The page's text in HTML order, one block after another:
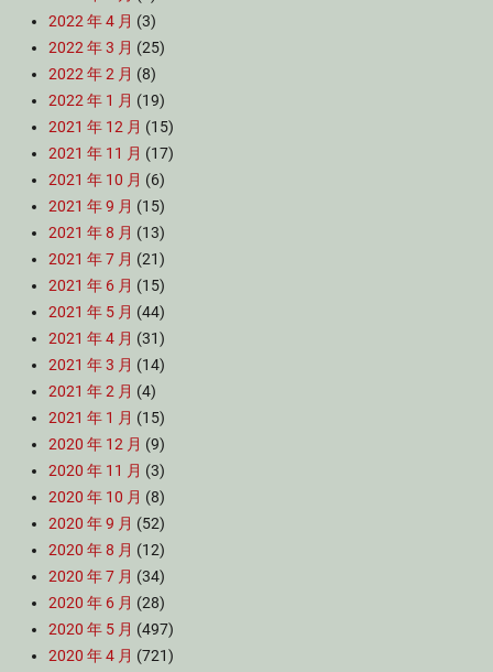
2022 年 4 月 (3)
2022 年 3 月 (25)
2022 年 2 月 (8)
2022 年 1 月 (19)
2021 年 12 月 (15)
2021 年 11 月 (17)
2021 年 10 月 (6)
2021 年 9 月 (15)
2021 年 8 月 (13)
2021 年 7 月 (21)
2021 年 6 月 (15)
2021 年 5 月 (44)
2021 年 4 月 (31)
2021 年 3 月 (14)
2021 年 2 月 (4)
2021 年 1 月 (15)
2020 年 12 月 (9)
2020 年 11 月 (3)
2020 年 10 月 (8)
2020 年 9 月 (52)
2020 年 8 月 (12)
2020 年 7 月 (34)
2020 年 6 月 (28)
2020 年 5 月 (497)
2020 年 4 月 (721)